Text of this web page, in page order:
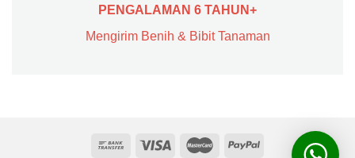
PENGALAMAN 6 TAHUN+
Mengirim Benih & Bibit Tanaman